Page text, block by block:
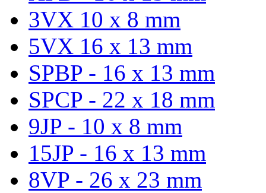
3VX 10 x 8 mm
5VX 16 x 13 mm
SPBP - 16 x 13 mm
SPCP - 22 x 18 mm
9JP - 10 x 8 mm
15JP - 16 x 13 mm
8VP - 26 x 23 mm